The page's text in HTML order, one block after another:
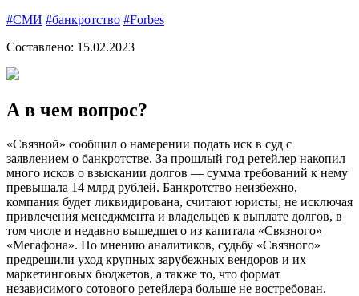
#СМИ #банкротство #Forbes
Составлено: 15.02.2023
А в чем вопрос?
«Связной» сообщил о намерении подать иск в суд с
заявлением о банкротстве. За прошлый год ретейлер накопил
много исков о взыскании долгов — сумма требований к нему
превышала 14 млрд рублей. Банкротство неизбежно,
компания будет ликвидирована, считают юристы, не исключая
привлечения менеджмента и владельцев к выплате долгов, в
том числе и недавно вышедшего из капитала «Связного»
«Мегафона». По мнению аналитиков, судьбу «Связного»
предрешили уход крупных зарубежных вендоров и их
маркетинговых бюджетов, а также то, что формат
независимого сотового ретейлера больше не востребован.